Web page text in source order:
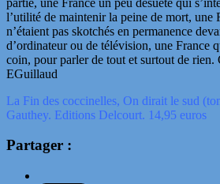
l’utilité de maintenir la peine de mort, une
n’étaient pas skotchés en permanence
d’ordinateur ou de télévision, une France
coin, pour parler de tout et surtout de rien.
EGuillaud
La Fin des coccinelles, On dirait le sud
Gauthey. Editions Delcourt. 14,95 euros
Partager :